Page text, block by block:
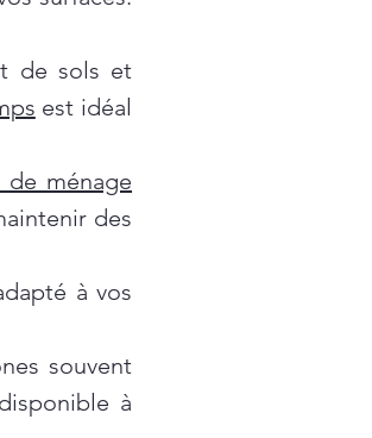
de sols et
est idéal
de ménage
des
à vos
souvent
disponible à